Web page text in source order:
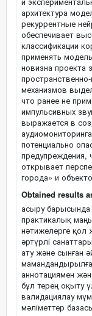
архитектура
рекуррентные
обеспечивает
классификации
применять
новизна проекта
механизмов
что ранее не
импульсивных
выражается в
потенциально
предупреждения,
открывает
города» и
Obtained results
асыру барысында
практикалық
нәтижелерге қол
әртүрлі
ату және сынған
аннотациямен
бұл терең оқыту
валидациялау
мәліметтер